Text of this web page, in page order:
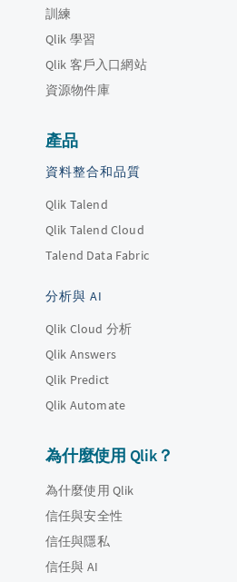
訓練
Qlik 學習
Qlik 客戶入口網站
資源物件庫
產品
資料整合和品質
Qlik Talend
Qlik Talend Cloud
Talend Data Fabric
分析與 AI
Qlik Cloud 分析
Qlik Answers
Qlik Predict
Qlik Automate
為什麼使用 Qlik？
為什麼使用 Qlik
信任與安全性
信任與隱私
信任與 AI